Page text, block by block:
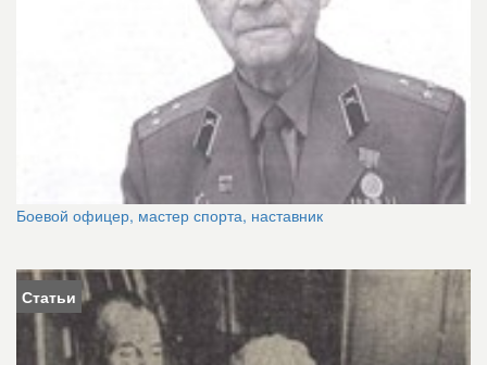
Боевой офицер, мастер спорта, наставник
Статьи